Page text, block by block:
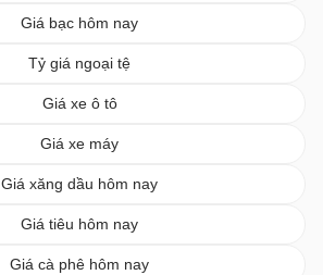
Giá bạc hôm nay
Tỷ giá ngoại tệ
Giá xe ô tô
Giá xe máy
Giá xăng dầu hôm nay
Giá tiêu hôm nay
Giá cà phê hôm nay